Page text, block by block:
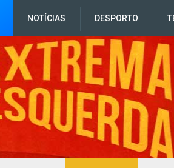
NOTÍCIAS DESPORTO